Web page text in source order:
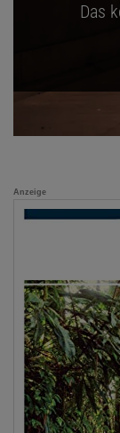
Das
Anzeige